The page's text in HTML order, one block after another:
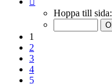
Hoppa till sida:
1
2
3
4
5